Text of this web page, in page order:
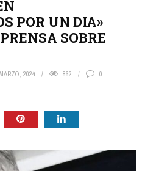
POR UN DIA»
SOBRE
2024 862 0